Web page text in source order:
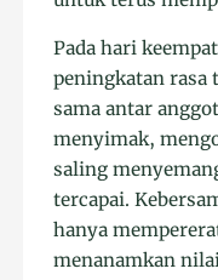
Pada hari
peningkatan rasa
sama antar
menyimak,
saling
tercapai.
hanya
menanamkan